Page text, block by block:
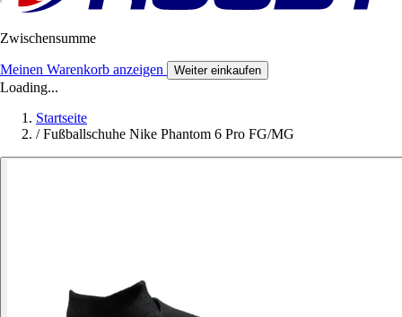
Zwischensumme
Meinen Warenkorb anzeigen Weiter einkaufen
Loading...
Startseite
/ Fußballschuhe Nike Phantom 6 Pro FG/MG